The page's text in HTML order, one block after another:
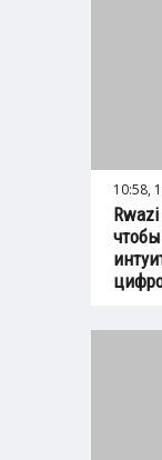
10:58,